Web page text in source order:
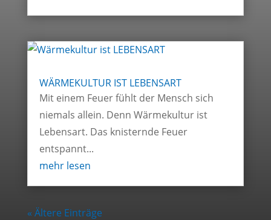
WÄRMEKULTUR IST LEBENSART
Mit einem Feuer fühlt der Mensch sich
niemals allein. Denn Wärmekultur ist
Lebensart. Das knisternde Feuer
entspannt...
mehr lesen
« Ältere Einträge